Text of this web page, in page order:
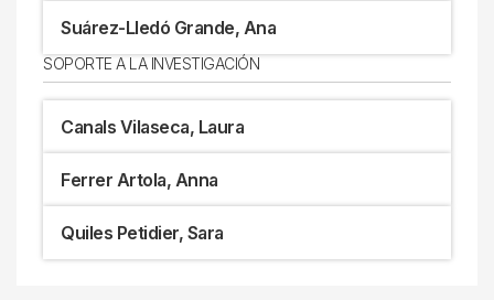
Suárez-Lledó Grande, Ana
SOPORTE A LA INVESTIGACIÓN
Canals Vilaseca, Laura
Ferrer Artola, Anna
Quiles Petidier, Sara